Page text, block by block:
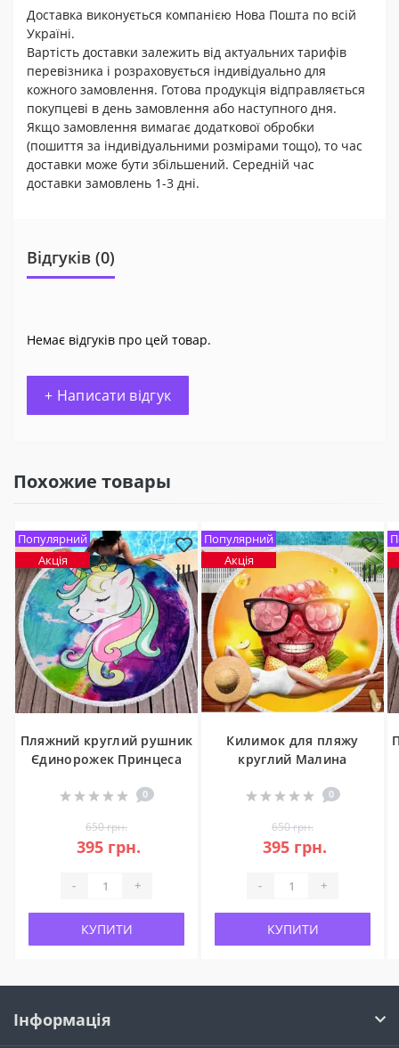
Доставка виконується компанією Нова Пошта по всій
Україні.
Вартість доставки залежить від актуальних тарифів
перевізника і розраховується індивідуально для
кожного замовлення. Готова продукція відправляється
покупцеві в день замовлення або наступного дня.
Якщо замовлення вимагає додаткової обробки
(пошиття за індивідуальними розмірами тощо), то час
доставки може бути збільшений. Середній час
доставки замовлень 1-3 дні.
Відгуків (0)
Немає відгуків про цей товар.
+ Написати відгук
Похожие товары
Популярний
Акція
Пляжний круглий рушник
Єдинорожек Принцеса
0
650 грн.
395 грн.
- +
КУПИТИ
Популярний
Акція
Килимок для пляжу
круглий Малина
0
650 грн.
395 грн.
- +
КУПИТИ
Інформація